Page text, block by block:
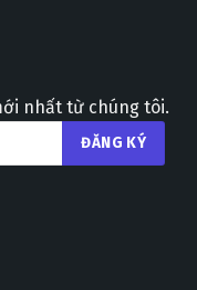
nhất từ chúng tôi.